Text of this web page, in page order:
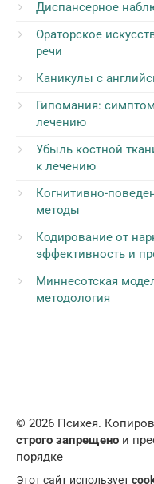
Диспансерное
Ораторское
речи
Каникулы с
Гипомания:
лечению
Убыль костной
к лечению
Когнитивно-
методы
Кодирование от
эффективность и
Миннесотская
методология
© 2026 Психея.
строго запрещено и
порядке
Этот сайт использует